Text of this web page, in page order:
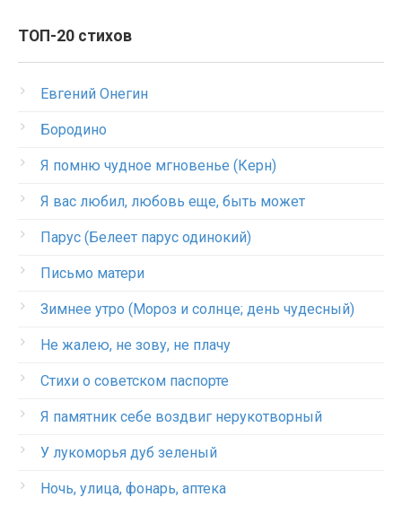
ТОП-20 стихов
Евгений Онегин
Бородино
Я помню чудное мгновенье (Керн)
Я вас любил, любовь еще, быть может
Парус (Белеет парус одинокий)
Письмо матери
Зимнее утро (Мороз и солнце; день чудесный)
Не жалею, не зову, не плачу
Стихи о советском паспорте
Я памятник себе воздвиг нерукотворный
У лукоморья дуб зеленый
Ночь, улица, фонарь, аптека